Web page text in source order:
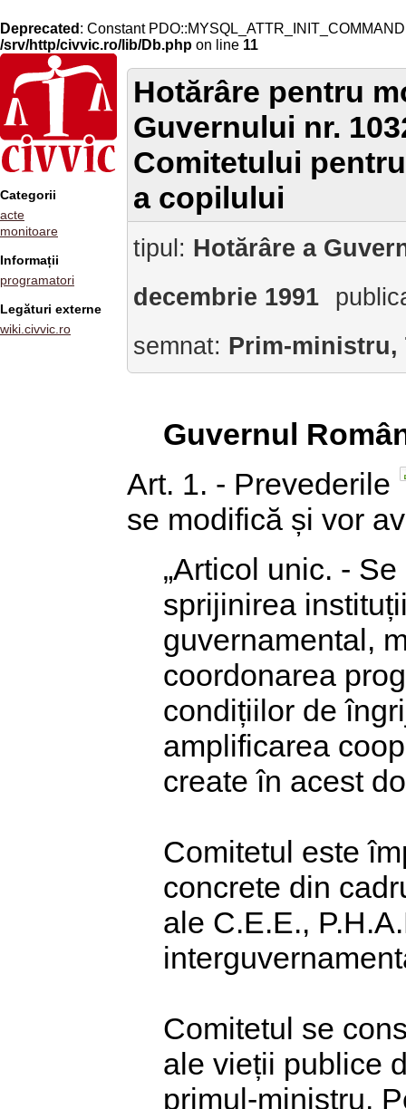
Deprecated : Constant
/srv/http/civvic.ro/lib/Db.php on line 11
Categorii
acte
monitoare
Informații
programatori
Legături externe
wiki.civvic.ro
Hotărâre pentru
Guvernului nr.
Comitetului
a copilului
tipul: Hotărâre a
decembrie 1991
semnat: Prim-ministru,
Guvernul
Art. 1. - Prevederile
se modifică și vor
„Articol unic. -
sprijinirea
guvernamental,
coordonarea
condițiilor de
amplificarea
create în acest
Comitetul este
concrete din
ale C.E.E.,
Comitetul se
ale vieții publice
primul-ministru.